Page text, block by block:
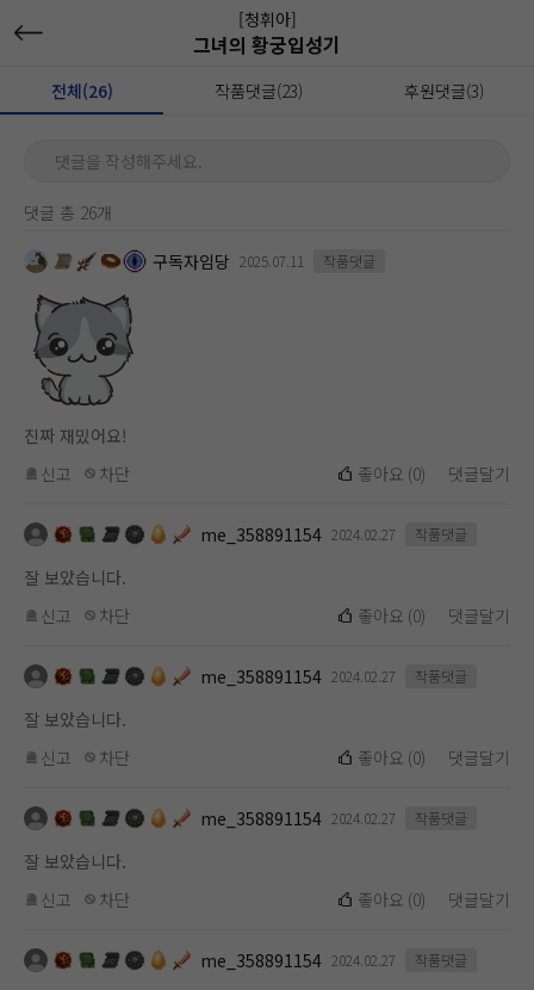
[청휘아]
그녀의 황궁입성기
전체(26) 작품댓글(23) 후원댓글(3)
댓글을 작성해주세요.
댓글 총 26개
구독자임당 2025.07.11 작품댓글
진짜 재밌어요!
신고
차단 좋아요 (0) 댓글달기
me_358891154 2024.02.27 작품댓글
잘 보았습니다.
신고
차단 좋아요 (0) 댓글달기
me_358891154 2024.02.27 작품댓글
잘 보았습니다.
신고
차단 좋아요 (0) 댓글달기
me_358891154 2024.02.27 작품댓글
잘 보았습니다.
신고
차단 좋아요 (0) 댓글달기
me_358891154 2024.02.27 작품댓글